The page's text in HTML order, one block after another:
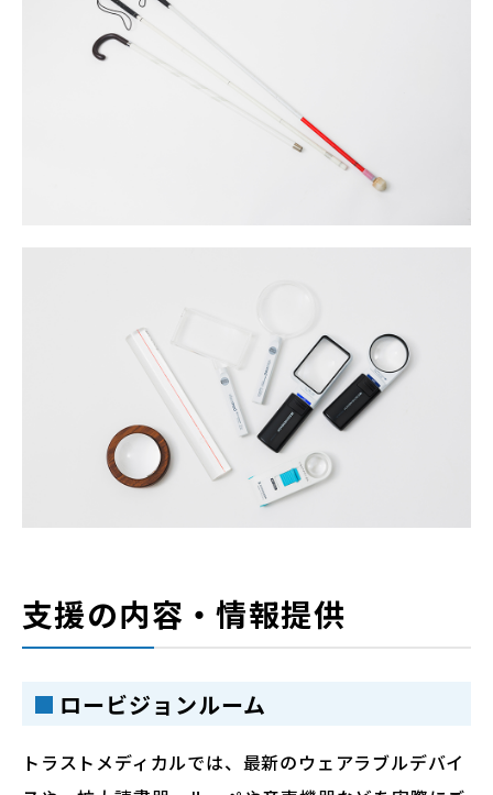
支援の内容・情報提供
ロービジョンルーム
トラストメディカルでは、最新のウェアラブルデバイ